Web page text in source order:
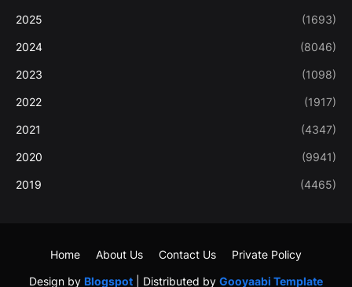
2025 (1693)
2024 (8046)
2023 (1098)
2022 (1917)
2021 (4347)
2020 (9941)
2019 (4465)
Design by Blogspot | Distributed by Gooyaabi Template
Home About Us Contact Us Private Policy